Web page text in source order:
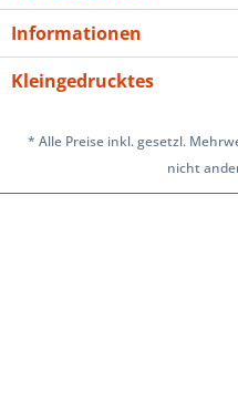
Informationen
Kleingedrucktes
* Alle Preise inkl. gesetzl.
nicht